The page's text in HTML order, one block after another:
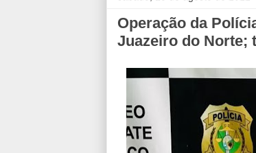
Operação da
Juazeiro do Norte;